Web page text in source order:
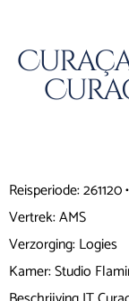
Reisperiode: 261120
Vertrek: AMS
Verzorging: Logies
Kamer: Studio